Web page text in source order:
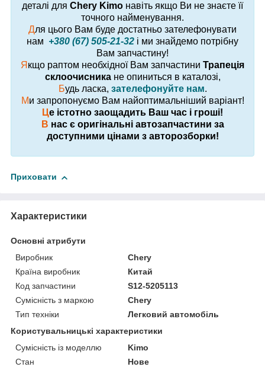
деталі для Chery Kimo навіть якщо Ви не знаєте її
точного найменування.
Для цього Вам буде достатньо зателефонувати
нам +380 (67) 505-21-32 і ми знайдемо потрібну
Вам запчастину!
Я кщо раптом необхідної Вам запчастини Трапеція
склоочисникане опиниться в каталозі,
Будь ласка, зателефонуйте нам.
Ми запропонуємо Вам найоптимальніший варіант!
Це істотно заощадить Ваш час і гроші!
В нас є оригінальні автозапчастини за
доступними цінами з авторозборки!
Приховати
Характеристики
Основні атрибути
Виробник
Chery
Країна виробник
Китай
Код запчастини
S12-5205113
Сумісність з маркою
Chery
Тип техніки
Легковий автомобіль
Користувальницькі характеристики
Сумісність із моделлю
Kimo
Стан
Нове